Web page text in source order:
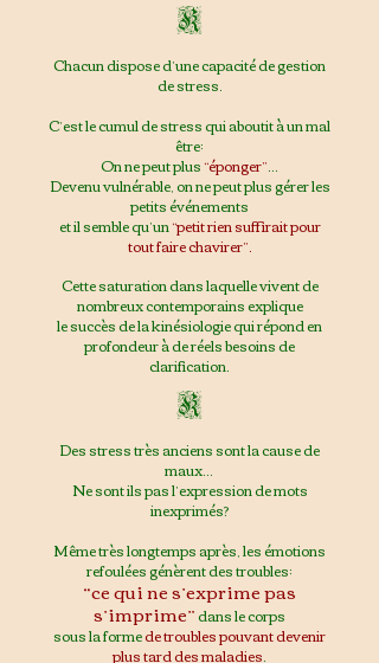
K
Chacun dispose d’une capacité de gestion
de stress.
C’est le cumul de stress qui aboutit à un mal
être:
On ne peut plus“éponger”...
Devenu vulnérable, on ne peut plus gérer les
petits événements
et il semble qu’un“petit rien suffirait pour
tout faire chavirer”.
Cette saturation dans laquelle vivent de
nombreux contemporains explique
le succès de la kinésiologie qui répond en
profondeur àde réels besoins de
clarification.
K
Des stress très anciens sont la cause de
maux...
Ne sont ils pas l’expression de mots
inexprimés?
Même très longtemps après, les émotions
refoulées génèrent des troubles:
“ce qui ne s’exprime pas
s’imprime”dans le corps
sous la formede troubles pouvant devenir
plus tard des maladies.